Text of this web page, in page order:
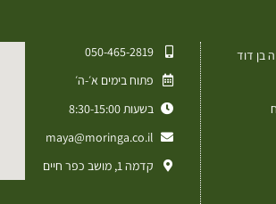
בן דוד
050-465-2819⁩
פתוח בימים א׳-ה׳
בשעות 8:30-15:00
maya@moringa.co.il
קדמה 1, מושב כפר חיים